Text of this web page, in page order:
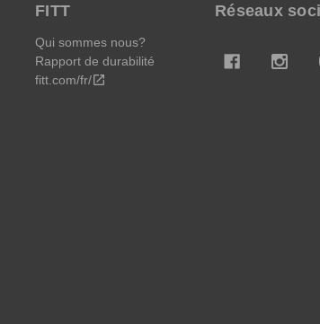
FITT
Qui sommes nous?
Rapport de durabilité
fitt.com/fr/open_in_new
Réseaux